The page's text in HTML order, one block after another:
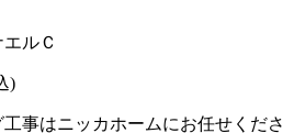
ルＣ
)
事はニッカホームにお任せくださ